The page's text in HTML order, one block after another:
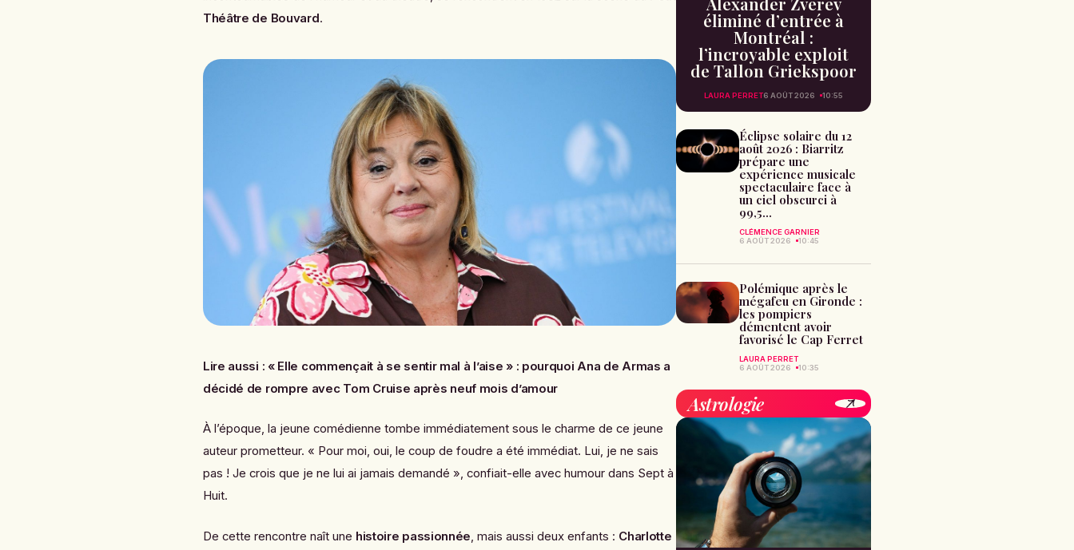
Théâtre de Bouvard.
Lire aussi : « Elle commençait à se sentir mal à l’aise » : pourquoi Ana de Armas a
décidé de rompre avec Tom Cruise après neuf mois d’amour
À l’époque, la jeune comédienne tombe immédiatement sous le charme de ce jeune
auteur prometteur. « Pour moi, oui, le coup de foudre a été immédiat. Lui, je ne sais
pas ! Je crois que je ne lui ai jamais demandé », confiait-elle avec humour dans Sept à
Huit.
De cette rencontre naît une histoire passionnée , mais aussi deux enfants : Charlotte
éliminé d’entrée à
Montréal :
l’incroyable exploit
de Tallon Griekspoor
LAURA PERRET6 AOÛT 2026 10:55
Éclipse solaire du 12
août 2026 : Biarritz
prépare une
expérience musicale
spectaculaire face à
un ciel obscurci à
99,5...
CLÉMENCE GARNIER
6 AOÛT 2026
10:45
Polémique après le
mégafeu en Gironde :
les pompiers
démentent avoir
favorisé le Cap Ferret
LAURA PERRET
6 AOÛT 2026
10:35
Astrologie